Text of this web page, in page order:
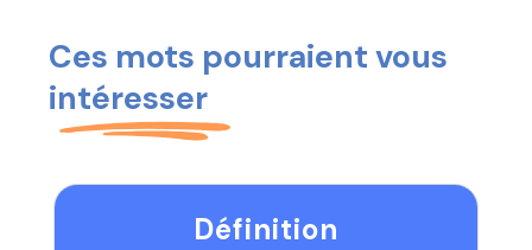
Ces mots pourraient vous
intéresser
Définition